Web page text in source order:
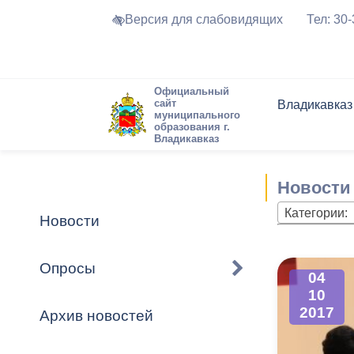
Версия для слабовидящих Тел:
Официальный
сайт
муниципального
образования г.
Владикавказ
Владикавказ
Устав города
Города-
городского
Торги и
Формы
Обратная
Комиссии
График
Новостная
Актуально
Новости
Опросы
Архив новостей
Новости
Категории:
04
10
2017